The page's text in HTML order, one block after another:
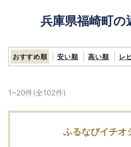
兵庫県福崎町の
おすすめ順 安い順 高い順 レ
1~20件(全102件)
ふるなびイチオ